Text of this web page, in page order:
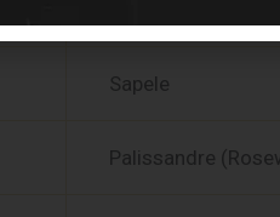
Sapele
Palissandre